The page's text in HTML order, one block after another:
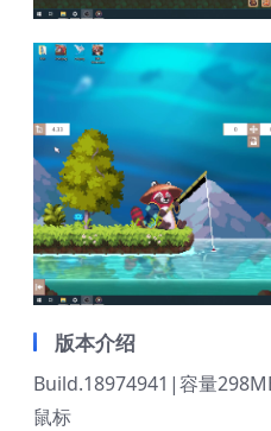
版本介绍
Build.18974941|容量
鼠标